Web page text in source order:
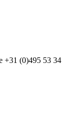
+31 (0)495 53 34